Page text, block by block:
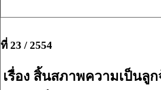
ที่ 23 / 2554
เรื่อง สิ้นสภาพความเป็นลู